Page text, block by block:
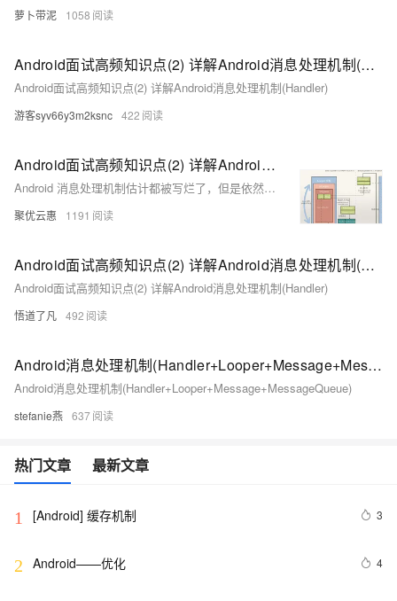
萝卜带泥 1058
Android面试高频知识点(2) 详解Android消息处理机制(Handler)
Android面试高频知识点(2) 详解Android消息处理机制(Handler)
游客syv66y3m2ksnc 422
Android面试高频知识点(2) 详解Android消息处理机制(Handler)
Android 消息处理机制估计都被写烂了，但是依然还是要写一下，因为Android应用程序是通过消息来驱动的，Android某种意义上也可以说成是一个以消息驱动的系统，UI、事件、生命周期都和消息处理机制息息相关，并且消息处理机制在整个Android知识体系中也是尤其重要，在太多的源码分析的文章讲得比较繁琐，很多人对整个消息处理机制依然是懵懵懂懂，这篇文章通过一些问答的模式结合Android主线程（UI线程）的工作原理来讲解，源码注释很全，还有结合流程图，如果你对Android 消息处理机制还不是很理解，我相信只要你静下心来耐心的看，肯定会有不少的收获的。
聚优云惠 1191
Android面试高频知识点(2) 详解Android消息处理机制(Handler)
Android面试高频知识点(2) 详解Android消息处理机制(Handler)
悟道了凡 492
Android消息处理机制(Handler+Looper+Message+MessageQueue)
Android消息处理机制(Handler+Looper+Message+MessageQueue)
stefanie燕 637
热门文章 最新文章
1 [Android] 缓存机制 3
2 Android——优化 4